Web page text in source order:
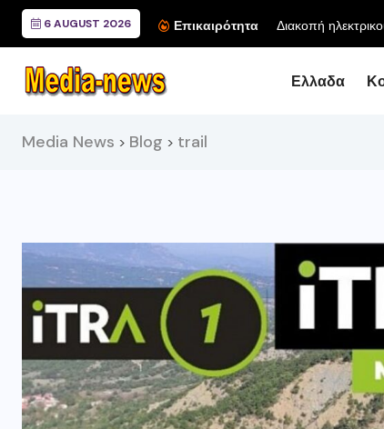
6 AUGUST 2026 Επικαιρότητα
Ελλαδα
Media News > Blog > trail